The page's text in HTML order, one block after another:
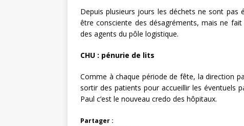
Depuis plusieurs jours les déchets ne sont
être consciente des désagréments, mais ne
des agents du pôle logistique.
CHU : pénurie de lits
Comme à chaque période de fête, la direction
sortir des patients pour accueillir les éventuels
Paul c’est le nouveau credo des hôpitaux.
Partager :